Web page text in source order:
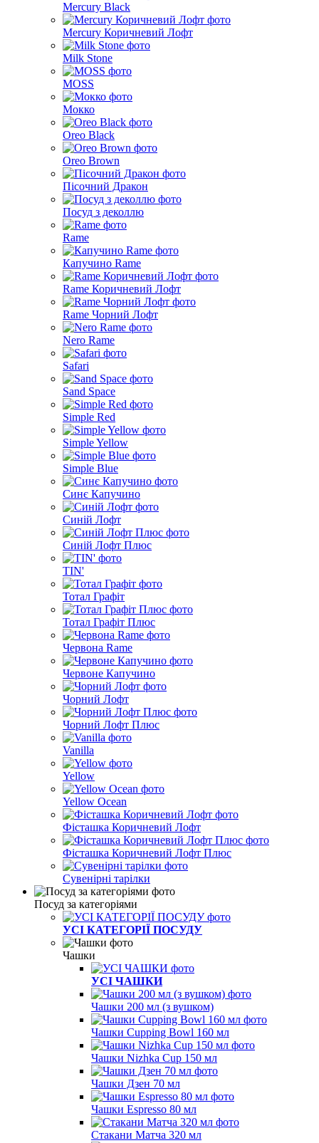
Mercury Black
Mercury Коричневий Лофт
Milk Stone
MOSS
Мокко
Oreo Black
Oreo Brown
Пісочний Дракон
Посуд з деколлю
Rame
Капучино Rame
Rame Коричневий Лофт
Rame Чорний Лофт
Nero Rame
Safari
Sand Space
Simple Red
Simple Yellow
Simple Blue
Синє Капучино
Синій Лофт
Синій Лофт Плюс
TIN'
Тотал Графіт
Тотал Графіт Плюс
Червона Rame
Червоне Капучино
Чорний Лофт
Чорний Лофт Плюс
Vanilla
Yellow
Yellow Ocean
Фісташка Коричневий Лофт
Фісташка Коричневий Лофт Плюс
Сувенірні тарілки
Посуд за категоріями
УСІ КАТЕГОРІЇ ПОСУДУ
Чашки
УСІ ЧАШКИ
Чашки 200 мл (з вушком)
Чашки Cupping Bowl 160 мл
Чашки Nizhka Cup 150 мл
Чашки Дзен 70 мл
Чашки Espresso 80 мл
Стакани Матча 320 мл